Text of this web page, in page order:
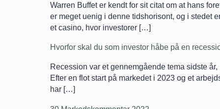
Warren Buffet er kendt for sit citat om at hans
er meget uenig i denne tidshorisont, og i stedet
et casino, hvor investorer […]
Hvorfor skal du som investor håbe på en
Recession var et gennemgående tema sidste
Efter en flot start på markedet i 2023 og et
har […]